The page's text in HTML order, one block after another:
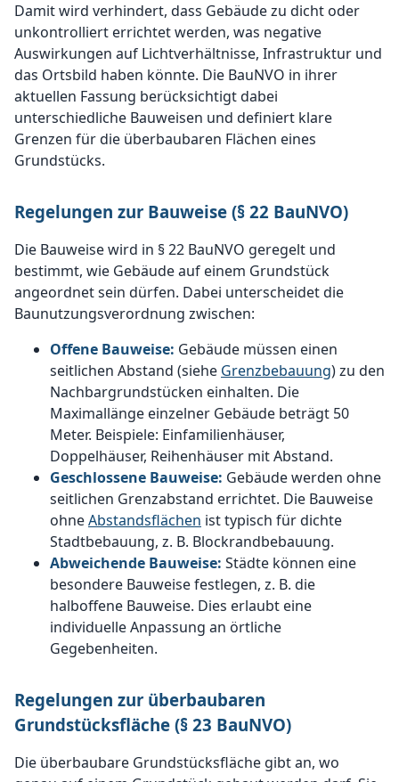
Damit wird verhindert, dass Gebäude zu dicht oder
unkontrolliert errichtet werden, was negative
Auswirkungen auf Lichtverhältnisse, Infrastruktur und
das Ortsbild haben könnte. Die BauNVO in ihrer
aktuellen Fassung berücksichtigt dabei
unterschiedliche Bauweisen und definiert klare
Grenzen für die überbaubaren Flächen eines
Grundstücks.
Regelungen zur Bauweise (§ 22 BauNVO)
Die Bauweise wird in § 22 BauNVO geregelt und
bestimmt, wie Gebäude auf einem Grundstück
angeordnet sein dürfen. Dabei unterscheidet die
Baunutzungsverordnung zwischen:
Offene Bauweise: Gebäude müssen einen
seitlichen Abstand (siehe Grenzbebauung) zu den
Nachbargrundstücken einhalten. Die
Maximallänge einzelner Gebäude beträgt 50
Meter. Beispiele: Einfamilienhäuser,
Doppelhäuser, Reihenhäuser mit Abstand.
Geschlossene Bauweise: Gebäude werden ohne
seitlichen Grenzabstand errichtet. Die Bauweise
ohneAbstandsflächen ist typisch für dichte
Stadtbebauung, z. B. Blockrandbebauung.
Abweichende Bauweise: Städte können eine
besondere Bauweise festlegen, z. B. die
halboffene Bauweise. Dies erlaubt eine
individuelle Anpassung an örtliche
Gegebenheiten.
Regelungen zur überbaubaren
Grundstücksfläche (§ 23 BauNVO)
Die überbaubare Grundstücksfläche gibt an, wo